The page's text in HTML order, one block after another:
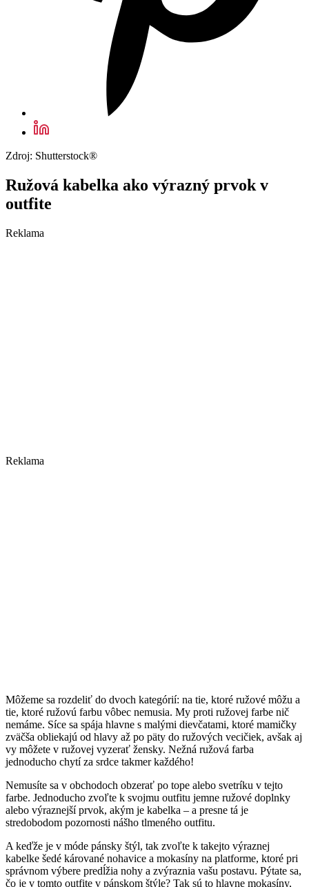
Zdroj: Shutterstock®
Ružová kabelka ako výrazný prvok v
outfite
Reklama
Reklama
Môžeme sa rozdeliť do dvoch kategórií: na tie, ktoré ružové môžu a
tie, ktoré ružovú farbu vôbec nemusia. My proti ružovej farbe nič
nemáme. Síce sa spája hlavne s malými dievčatami, ktoré mamičky
zväčša obliekajú od hlavy až po päty do ružových vecičiek, avšak aj
vy môžete v ružovej vyzerať žensky. Nežná ružová farba
jednoducho chytí za srdce takmer každého!
Nemusíte sa v obchodoch obzerať po tope alebo svetríku v tejto
farbe. Jednoducho zvoľte k svojmu outfitu jemne ružové doplnky
alebo výraznejší prvok, akým je kabelka – a presne tá je
stredobodom pozornosti nášho tlmeného outfitu.
A keďže je v móde pánsky štýl, tak zvoľte k takejto výraznej
kabelke šedé kárované nohavice a mokasíny na platforme, ktoré pri
správnom výbere predĺžia nohy a zvýraznia vašu postavu. Pýtate sa,
čo je v tomto outfite v pánskom štýle? Tak sú to hlavne mokasíny,